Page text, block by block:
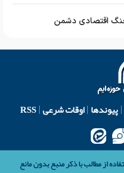
جنگ اقتصادی دشمن
پیوندها اوقات شرعی RSS
از مطالب با ذکر منبع بدون مانع